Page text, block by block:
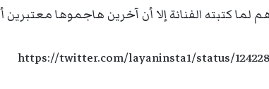
لما كتبته الفنانة إلا أن آخرين هاجموها
https://twitter.com/layaninsta1/status/